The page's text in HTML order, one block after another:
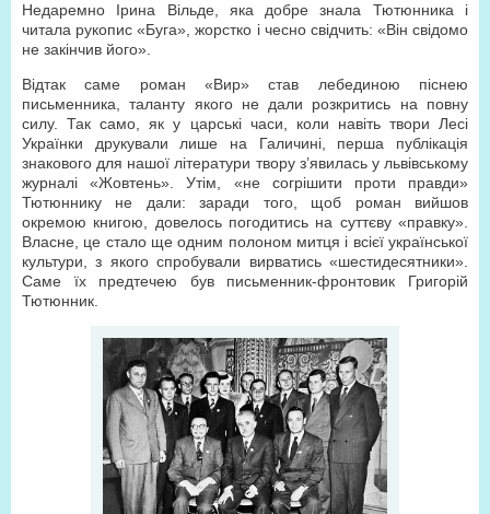
Недаремно Ірина Вільде, яка добре знала Тютюнника і
читала рукопис «Буга», жорстко і чесно свідчить: «Він свідомо
не закінчив його».
Відтак саме роман «Вир» став лебединою піснею
письменника, таланту якого не дали розкритись на повну
силу. Так само, як у царські часи, коли навіть твори Лесі
Українки друкували лише на Галичині, перша публікація
знакового для нашої літератури твору з’явилась у львівському
журналі «Жовтень». Утім, «не согрішити проти правди»
Тютюннику не дали: заради того, щоб роман вийшов
окремою книгою, довелось погодитись на суттєву «правку».
Власне, це стало ще одним полоном митця і всієї української
культури, з якого спробували вирватись «шестидесятники».
Саме їх предтечею був письменник-фронтовик Григорій
Тютюнник.